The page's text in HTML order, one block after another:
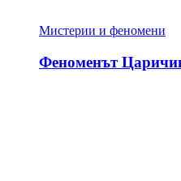
Мистерии и феномени
Феноменът